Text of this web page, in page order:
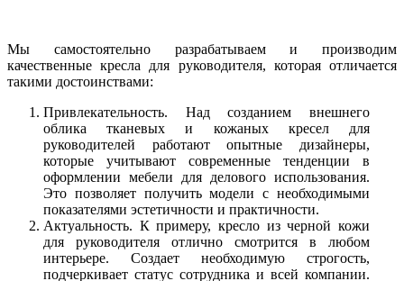
Мы самостоятельно разрабатываем и производим
качественные кресла для руководителя, которая отличается
такими достоинствами:
Привлекательность. Над созданием внешнего
облика тканевых и кожаных кресел для
руководителей работают опытные дизайнеры,
которые учитывают современные тенденции в
оформлении мебели для делового использования.
Это позволяет получить модели с необходимыми
показателями эстетичности и практичности.
Актуальность. К примеру, кресло из черной кожи
для руководителя отлично смотрится в любом
интерьере. Создает необходимую строгость,
подчеркивает статус сотрудника и всей компании.